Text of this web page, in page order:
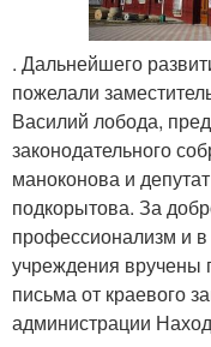
. Дальнейшего
пожелали
Василий лобода,
законодательного
маноконова и
подкорытова. За
профессионализм и в
учреждения вручены
письма от краевого
администрации